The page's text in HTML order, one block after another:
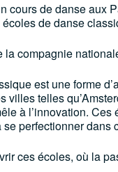
cours de danse aux
de danse
la compagnie
est une forme
villes telles
à l’innovation.
perfectionner dans
ces écoles, où la